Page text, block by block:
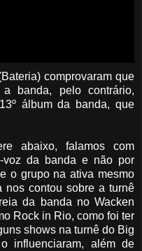
comprovaram que
banda, pelo contrário,
álbum da banda, que
abaixo, falamos com
voz da banda e não por
o grupo na ativa mesmo
nos contou sobre a turnê
da banda no Wacken
Rock in Rio, como foi ter
shows na turnê do Big
influenciaram, além de